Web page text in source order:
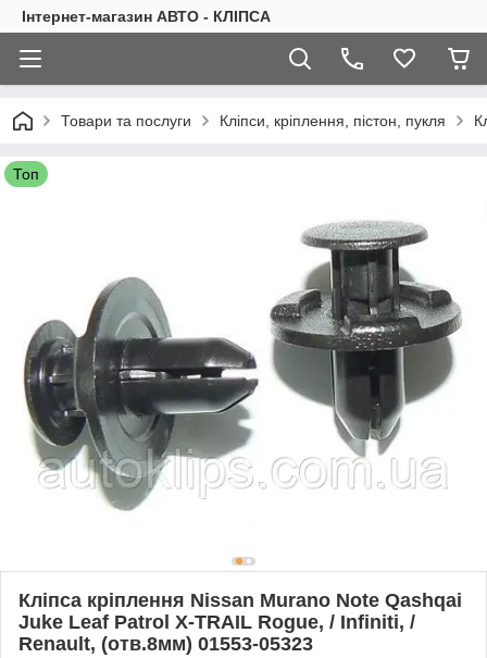
Інтернет-магазин АВТО - КЛІПСА
Товари та послуги Кліпси, кріплення, пістон, пукля
Топ
Кліпса кріплення Nissan Murano Note Qashqai
Juke Leaf Patrol X-TRAIL Rogue, / Infiniti, /
Renault, (отв.8мм) 01553-05323